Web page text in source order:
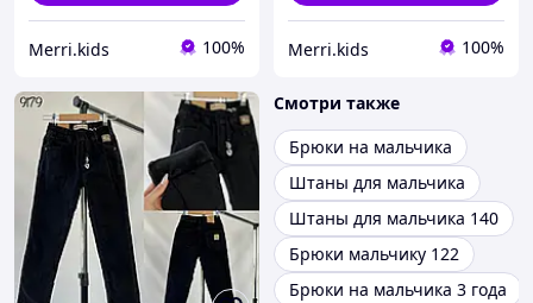
Merri.kids 100% Merri.kids 100%
Смотри также
Брюки на мальчика
Штаны для мальчика
Штаны для мальчика 140
Брюки мальчику 122
Брюки на мальчика 3 года